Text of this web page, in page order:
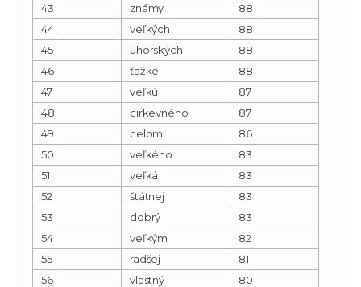
43
známy
88
44
veľkých
88
45
uhorských
88
46
ťažké
88
47
veľkú
87
48
cirkevného
87
49
celom
86
50
veľkého
83
51
veľká
83
52
štátnej
83
53
dobrý
83
54
veľkým
82
55
radšej
81
56
vlastný
80